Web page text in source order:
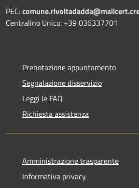
PEC:
Centralino Unico: +39 036337701
Prenotazione appuntamento
Segnalazione disservizio
Leggi le FAQ
Richiesta assistenza
Amministrazione trasparente
Informativa privacy